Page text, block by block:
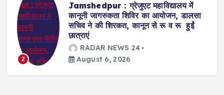
3
Badajamda : बड़ा जामदा क्षेत्र में टाटा
स्टील के सहयोग व दयानंद एंग्लो वैदिक संस्था
के संचालन में डीएवी स्कूल खोले जाने की मांग
RADAR NEWS 24
August 6, 2026